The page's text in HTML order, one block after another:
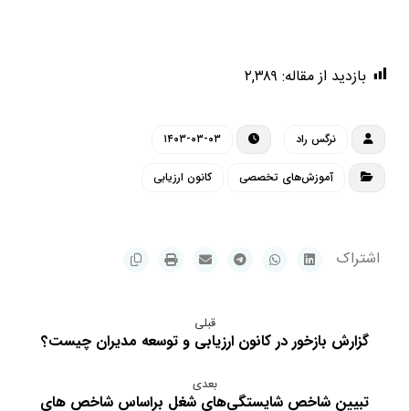
بازدید از مقاله: ۲,۳۸۹
نرگس راد ۱۴۰۳-۰۳-۰۳
آموزش‌های تخصصی کانون ارزیابی
قبلی
گزارش بازخور در کانون ارزیابی و توسعه مدیران چیست؟
بعدی
تبیین شاخص شایستگی‌های شغل براساس شاخص‌ های